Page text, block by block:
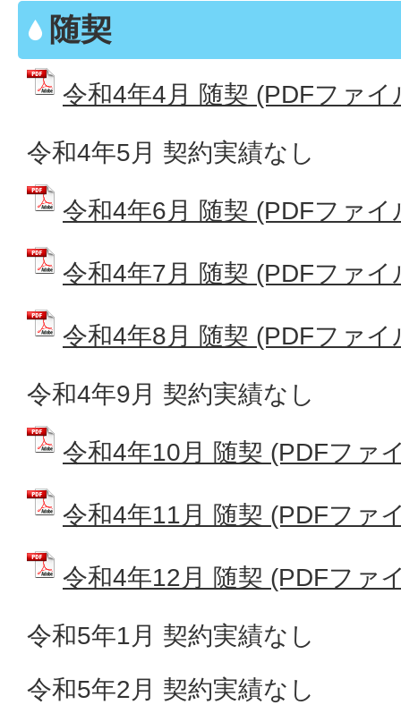
随契
令和4年4月 随契 (PDFファ
令和4年5月 契約実績なし
令和4年6月 随契 (PDFファ
令和4年7月 随契 (PDFファ
令和4年8月 随契 (PDFファ
令和4年9月 契約実績なし
令和4年10月 随契 (PDFファ
令和4年11月 随契 (PDFファ
令和4年12月 随契 (PDFファ
令和5年1月 契約実績なし
令和5年2月 契約実績なし